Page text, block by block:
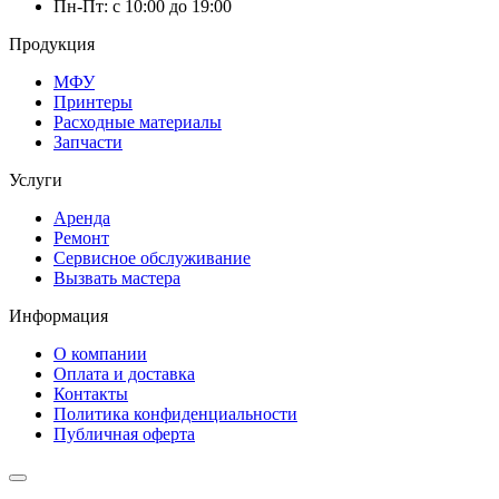
Пн-Пт: с 10:00 до 19:00
Продукция
МФУ
Принтеры
Расходные материалы
Запчасти
Услуги
Аренда
Ремонт
Сервисное обслуживание
Вызвать мастера
Информация
О компании
Оплата и доставка
Контакты
Политика конфиденциальности
Публичная оферта